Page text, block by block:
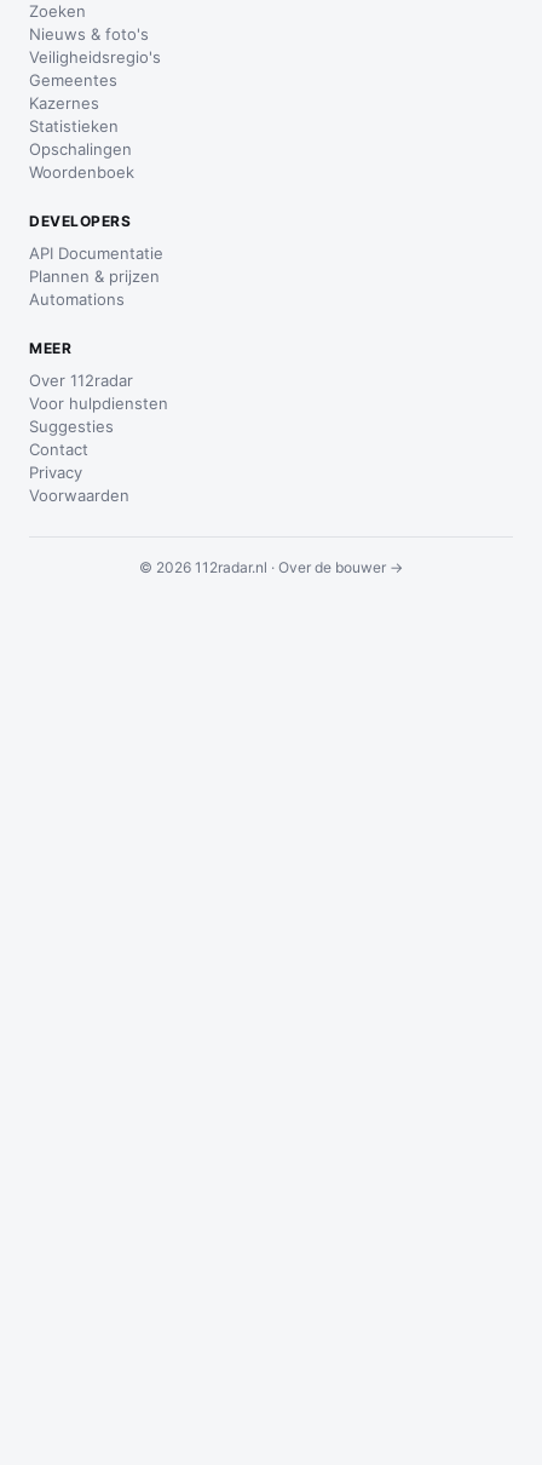
Zoeken
Nieuws & foto's
Veiligheidsregio's
Gemeentes
Kazernes
Statistieken
Opschalingen
Woordenboek
DEVELOPERS
API Documentatie
Plannen & prijzen
Automations
MEER
Over 112radar
Voor hulpdiensten
Suggesties
Contact
Privacy
Voorwaarden
© 2026 112radar.nl · Over de bouwer →